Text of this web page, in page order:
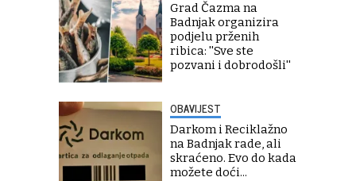
Grad Čazma na
Badnjak organizira
podjelu prženih
ribica: ''Sve ste
pozvani i dobrodošli''
OBAVIJEST
Darkom i Reciklažno
na Badnjak rade, ali
skraćeno. Evo do kada
možete doći...